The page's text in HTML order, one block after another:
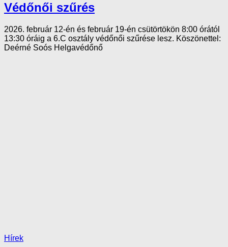
Védőnői szűrés
2026. február 12-én és február 19-én csütörtökön 8:00 órától
13:30 óráig a 6.C osztály védőnői szűrése lesz. Köszönettel:
Deérné Soós Helgavédőnő
Hírek